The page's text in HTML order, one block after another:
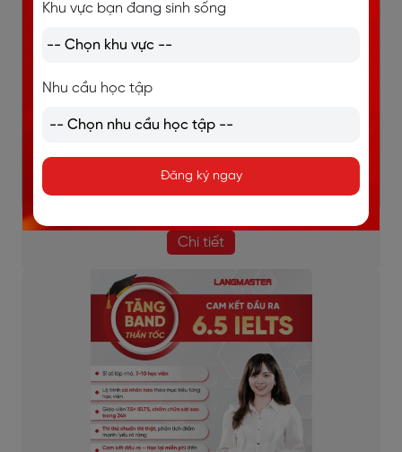
Giao tiếp liên tục, sửa lỗi kịp thời, bù đắp lỗ hổng
ngay lập tức.
Lộ trình học được thiết kế riêng cho từng học viên.
Chi tiết
Khu vực bạn đang sinh sống
Nhu cầu học tập
Đăng ký ngay